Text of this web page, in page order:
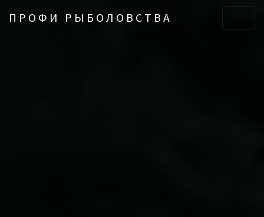
ПРОФИ РЫБОЛОВСТВА